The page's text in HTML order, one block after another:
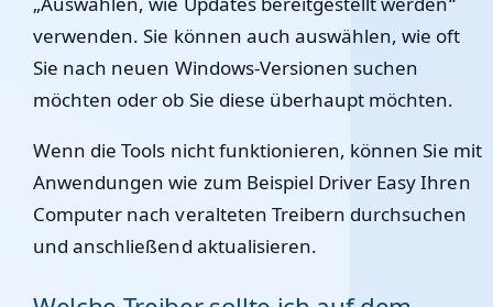
verwenden. Sie können auch auswählen, wie oft
Sie nach neuen Windows-Versionen suchen
möchten oder ob Sie diese überhaupt möchten.
Wenn die Tools nicht funktionieren, können Sie mit
Anwendungen wie zum Beispiel Driver Easy Ihren
Computer nach veralteten Treibern durchsuchen
und anschließend aktualisieren.